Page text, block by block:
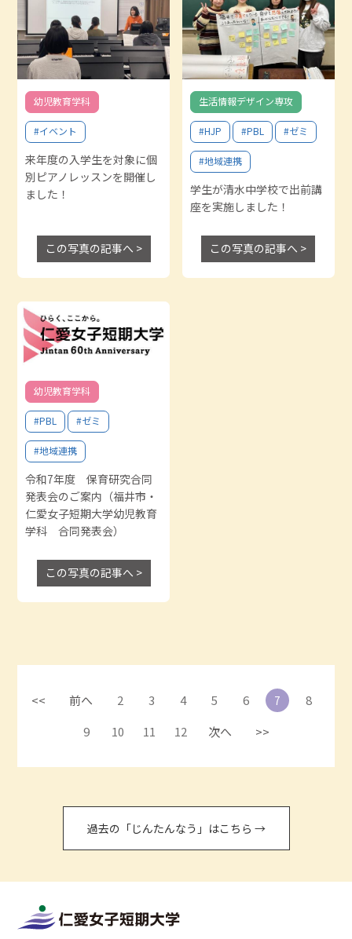
幼児教育学科
#イベント
来年度の入学生を対象に個
別ピアノレッスンを開催し
ました！
この写真の記事へ >
生活情報デザイン専攻
#HJP #PBL #ゼミ
#地域連携
学生が清水中学校で出前講
座を実施しました！
この写真の記事へ >
幼児教育学科
#PBL #ゼミ
#地域連携
令和7年度 保育研究合同
発表会のご案内（福井市・
仁愛女子短期大学幼児教育
学科 合同発表会）
この写真の記事へ >
<< 前へ 2 3 4 5 6 7
8
9
10 11 12 次へ >>
過去の「じんたんなう」はこちら →